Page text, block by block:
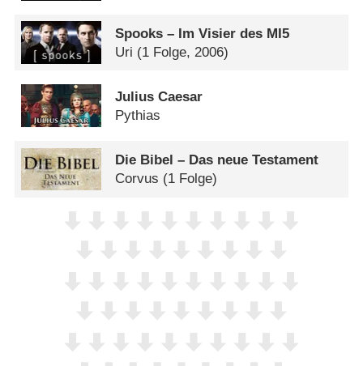
Spooks – Im Visier des MI5
Uri (1 Folge, 2006)
Julius Caesar
Pythias
Die Bibel – Das neue Testament
Corvus (1 Folge)